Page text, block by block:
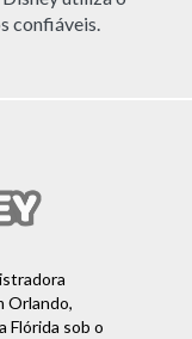
confiáveis.
Orlando,
Flórida sob o